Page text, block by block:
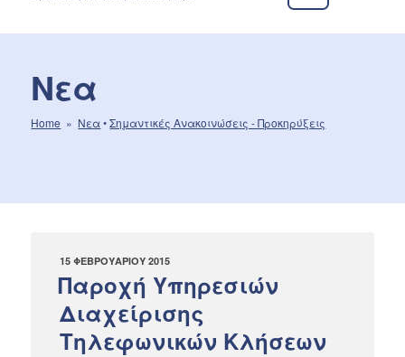
Δημοτική Επιχείρηση Ύδρευσης- Αποχέτευσης Πάτρας
Νεα
Home » Νεα•Σημαντικές Aνακοινώσεις - Προκηρύξεις
ΔΗΜΟΣΙΕΎΤΗΚΕ
15 ΦΕΒΡΟΥΑΡΊΟΥ 2015
Παροχή Υπηρεσιών
Διαχείρισης
Τηλεφωνικών Κλήσεων